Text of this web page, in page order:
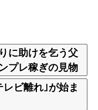
に助けを乞う父
プレ稼ぎの見物
ビ離れ｣が始ま